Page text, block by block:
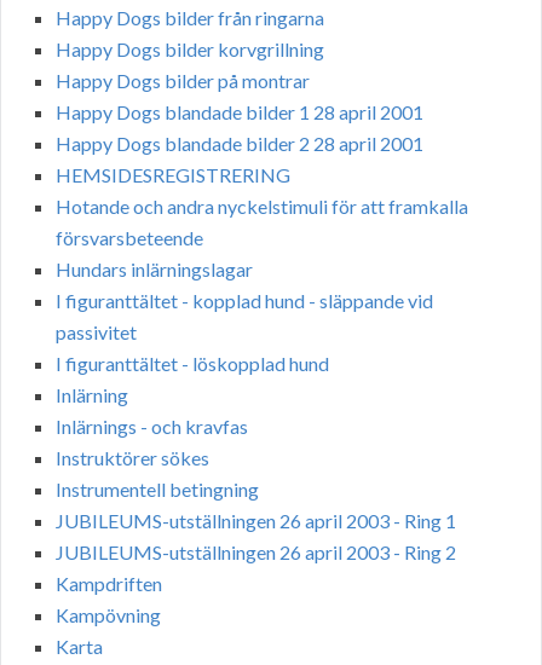
Happy Dogs bilder från ringarna
Happy Dogs bilder korvgrillning
Happy Dogs bilder på montrar
Happy Dogs blandade bilder 1 28 april 2001
Happy Dogs blandade bilder 2 28 april 2001
HEMSIDESREGISTRERING
Hotande och andra nyckelstimuli för att framkalla
försvarsbeteende
Hundars inlärningslagar
I figuranttältet - kopplad hund - släppande vid
passivitet
I figuranttältet - löskopplad hund
Inlärning
Inlärnings - och kravfas
Instruktörer sökes
Instrumentell betingning
JUBILEUMS-utställningen 26 april 2003 - Ring 1
JUBILEUMS-utställningen 26 april 2003 - Ring 2
Kampdriften
Kampövning
Karta